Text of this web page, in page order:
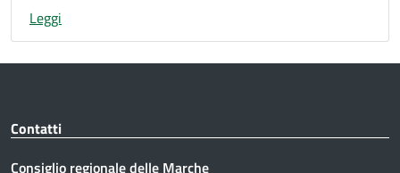
Leggi
Contatti
Consiglio regionale delle Marche